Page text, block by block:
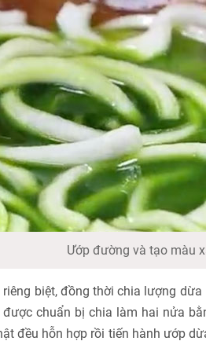
Ướp đường và tạo màu
biệt, đồng thời chia lượng
chuẩn bị chia làm hai nửa
đều hỗn hợp rồi tiến hành ướp